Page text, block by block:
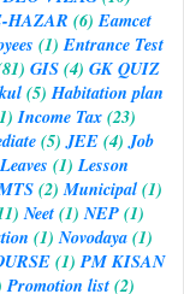
HAZAR (6) Eamcet
(1) Entrance Test
GIS(4) GK QUIZ
(5) Habitation plan
Income Tax(23)
(5) JEE(4) Job
Leaves (1) Lesson
(2) Municipal(1)
Neet(1) NEP(1)
(1) Novodaya(1)
(1) PM KISAN
Promotion list(2)